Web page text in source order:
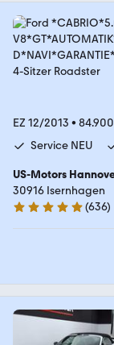
EZ 12/2013 •
Service NEU
US-Motors
30916 Isernhagen
4.8 Sterne
(636)